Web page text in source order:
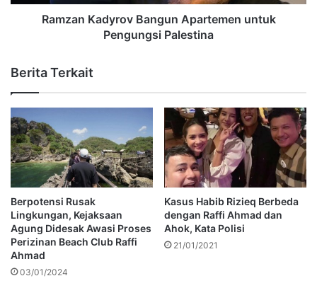
Ramzan Kadyrov Bangun Apartemen untuk
Pengungsi Palestina
Berita Terkait
Berpotensi Rusak
Lingkungan, Kejaksaan
Agung Didesak Awasi Proses
Perizinan Beach Club Raffi
Ahmad
03/01/2024
Kasus Habib Rizieq Berbeda
dengan Raffi Ahmad dan
Ahok, Kata Polisi
21/01/2021